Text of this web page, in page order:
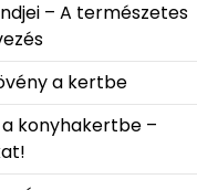
– A természetes
a kertbe
konyhakertbe –